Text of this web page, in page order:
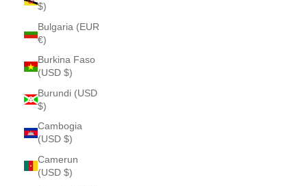
$)
Bulgaria (EUR
€)
Burkina Faso
(USD $)
Burundi (USD
$)
Cambogia
(USD $)
Camerun
(USD $)